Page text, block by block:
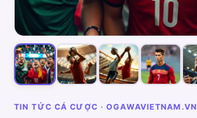
TIN TỨC CÁ CƯỢC · OGAWAVIETNAM.VN